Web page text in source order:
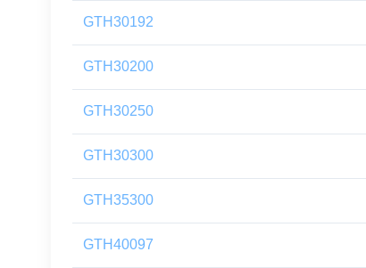
GTH30192
GTH30200
GTH30250
GTH30300
GTH35300
GTH40097